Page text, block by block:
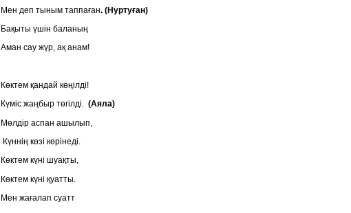
Мен деп тыным таппаған. (Нуртуған)
Бақыты үшін баланың
Аман сау жүр, ақ анам!
Көктем қандай көңілді!
Күміс жаңбыр төгілді. (Аяла)
Мөлдір аспан ашылып,
Күннің көзі көрінеді.
Көктем күні шуақты,
Көктем күні қуатты.
Мен жағалап суатт